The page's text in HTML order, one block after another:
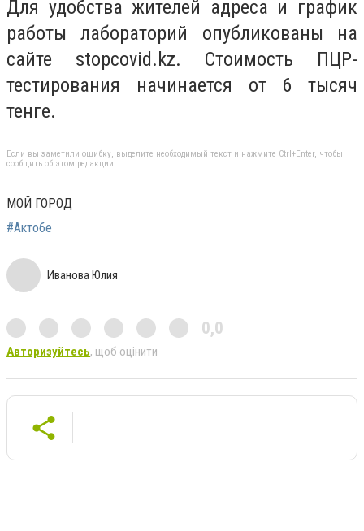
Для удобства жителей адреса и график
работы лабораторий опубликованы на
сайте stopcovid.kz. Стоимость ПЦР-
тестирования начинается от 6 тысяч
тенге.
Если вы заметили ошибку, выделите необходимый текст и нажмите Ctrl+Enter, чтобы
сообщить об этом редакции
МОЙ ГОРОД
#Актобе
Иванова Юлия
0,0
Авторизуйтесь, щоб оцінити